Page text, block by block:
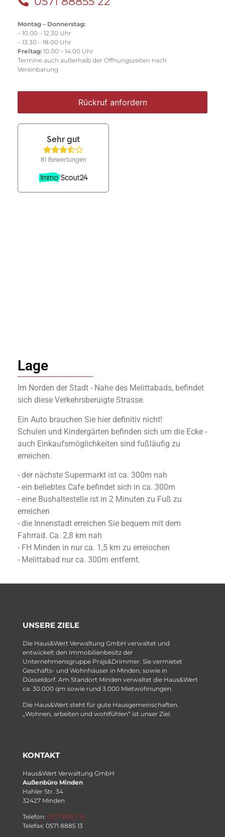
Montag – Donnerstag:
– 10.00 – 12.30 Uhr
– 13.30 – 18.00 Uhr
Freitag: 10.00 – 14.00 Uhr
Termine auch außerhalb der Öffnungszeiten nach
Vereinbarung
Rückruf anfordern
Lage
Im Norden der Stadt - Nahe des Melittabads, befindet
sich diese Verkehrsberuigte Strasse.
Ein Auto brauchen Sie hier definitiv nicht!
Schulen und Kindergärten befinden sich um die Ecke -
auch Einkaufsmöglichkeiten sind fußläufig zu
erreichen.
- der nächste Supermarkt ist ca. 300m nah
- ein beliebtes Cafe befindet sich in ca. 300m
- eine Bushaltestelle ist in 2 Minuten zu Fuß zu
erreichen
- die Innenstadt erreichen Sie bequem mit dem
Fahrrad. Ca. 2,8 km nah
- FH Minden in nur ca. 1,5 km zu erreiochen
- Melittabad nur ca. 300m entfernt.
UNSERE ZIELE
Die Haus&Wert Verwaltung GmbH verwaltet und
entwickelt den Immobilienbesitz der
Unternehmensgruppe Prajs&Drimmer. Sie vermietet
Geschäfts- und Wohnhäuser in Minden, sowie in
Düsseldorf. Am Standort Minden verwaltet die Haus&Wert
ca. 30.000 qm sowie rund 3.000 Mietwohnungen.
Die Haus&Wert steht für gute Hausgemeinschaften.
„Wohnen, arbeiten und wohlfühlen“ ist unser Ziel.
KONTAKT
Haus&Wert Verwaltung GmbH
Außenbüro Minden
Hahler Str. 34
32427 Minden
Telefon: 0571 8885 55
Telefax: 0571 8885 13